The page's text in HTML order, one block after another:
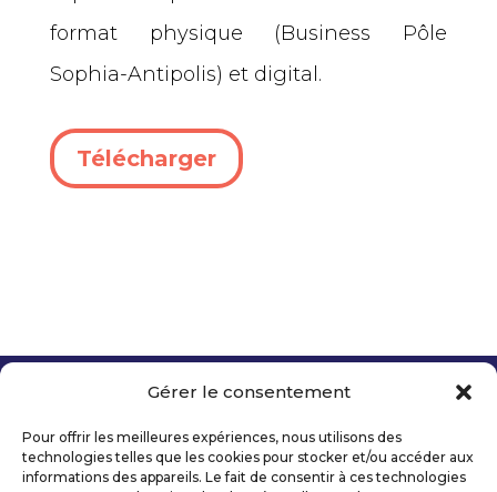
Gérer le consentement
Pour offrir les meilleures expériences, nous utilisons des
technologies telles que les cookies pour stocker et/ou accéder aux
informations des appareils. Le fait de consentir à ces technologies
format physique (Business Pôle
Sophia-Antipolis) et digital.
Télécharger
Mentions légales
Politique de confidentialité